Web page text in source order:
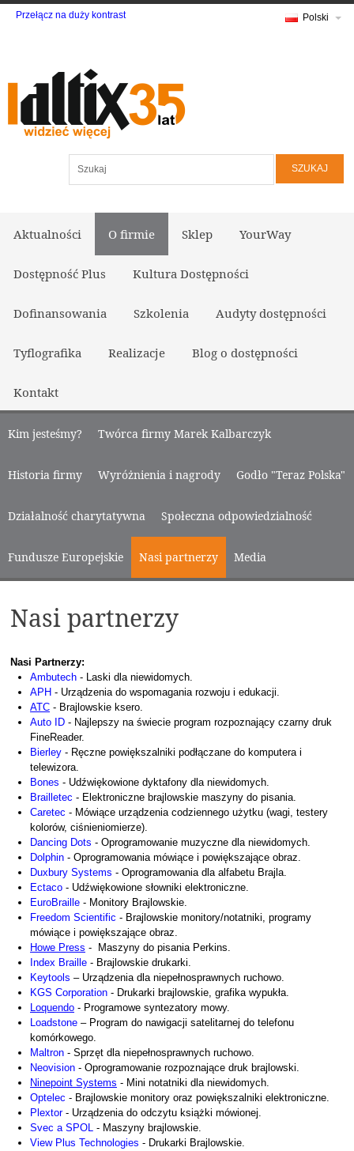
Przełącz na duży kontrast Polski
Aktualności O firmie Sklep YourWay
Dostępność Plus Kultura Dostępności
Dofinansowania Szkolenia Audyty dostępności
Tyflografika Realizacje Blog o dostępności
Kontakt
Kim jesteśmy? Twórca firmy Marek Kalbarczyk
Historia firmy Wyróżnienia i nagrody Godło "Teraz Polska"
Działalność charytatywna Społeczna odpowiedzialność
Fundusze Europejskie Nasi partnerzy Media
Nasi partnerzy
Nasi Partnerzy:
Ambutech - Laski dla niewidomych.
APH - Urządzenia do wspomagania rozwoju i edukacji.
ATC - Brajlowskie ksero.
Auto ID - Najlepszy na świecie program rozpoznający czarny druk
FineReader.
Bierley - Ręczne powiększalniki podłączane do komputera i
telewizora.
Bones - Udźwiękowione dyktafony dla niewidomych.
Brailletec - Elektroniczne brajlowskie maszyny do pisania.
Caretec - Mówiące urządzenia codziennego użytku (wagi, testery
kolorów, ciśnieniomierze).
Dancing Dots - Oprogramowanie muzyczne dla niewidomych.
Dolphin - Oprogramowania mówiące i powiększające obraz.
Duxbury Systems - Oprogramowania dla alfabetu Brajla.
Ectaco - Udźwiękowione słowniki elektroniczne.
EuroBraille - Monitory Brajlowskie.
Freedom Scientific - Brajlowskie monitory/notatniki, programy
mówiące i powiększające obraz.
Howe Press - Maszyny do pisania Perkins.
Index Braille - Brajlowskie drukarki.
Keytools – Urządzenia dla niepełnosprawnych ruchowo.
KGS Corporation - Drukarki brajlowskie, grafika wypukła.
Loquendo - Programowe syntezatory mowy.
Loadstone – Program do nawigacji satelitarnej do telefonu
komórkowego.
Maltron - Sprzęt dla niepełnosprawnych ruchowo.
Neovision - Oprogramowanie rozpoznające druk brajlowski.
Ninepoint Systems - Mini notatniki dla niewidomych.
Optelec - Brajlowskie monitory oraz powiększalniki elektroniczne.
Plextor- Urządzenia do odczytu książki mówionej.
Svec a SPOL - Maszyny brajlowskie.
View Plus Technologies - Drukarki Brajlowskie.